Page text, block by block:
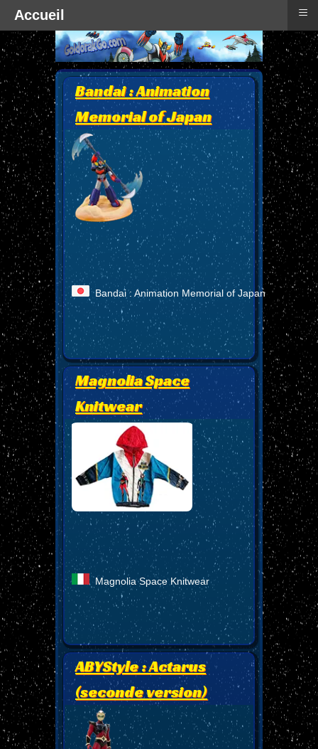
Bandai : Animation
Memorial of Japan
Bandai : Animation Memorial of Japan
Magnolia Space
Knitwear
Magnolia Space Knitwear
ABYStyle : Actarus
(seconde version)
Accueil ≡